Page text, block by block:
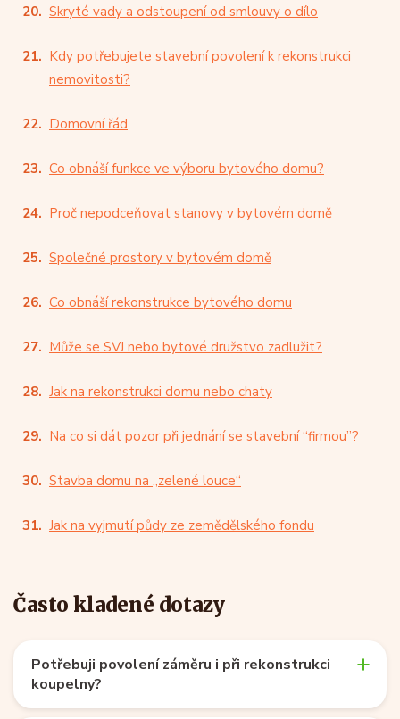
Skryté vady a odstoupení od smlouvy o dílo
Kdy potřebujete stavební povolení k rekonstrukci
nemovitosti?
Domovní řád
Co obnáší funkce ve výboru bytového domu?
Proč nepodceňovat stanovy v bytovém domě
Společné prostory v bytovém domě
Co obnáší rekonstrukce bytového domu
Může se SVJ nebo bytové družstvo zadlužit?
Jak na rekonstrukci domu nebo chaty
Na co si dát pozor při jednání se stavební “firmou”?
Stavba domu na „zelené louce“
Jak na vyjmutí půdy ze zemědělského fondu
Často kladené dotazy
Potřebuji povolení záměru i při rekonstrukci
koupelny?